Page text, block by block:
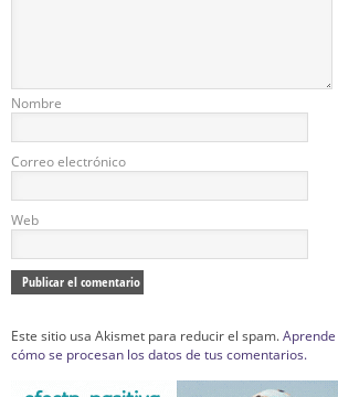
Nombre
Correo electrónico
Web
Este sitio usa Akismet para reducir el spam.Aprende
cómo se procesan los datos de tus comentarios.